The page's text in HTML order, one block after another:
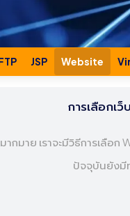
JSP Website
การเลือกเ
กมาย เราจะมีวิธีการเลือ
ปัจจุบันยังมี